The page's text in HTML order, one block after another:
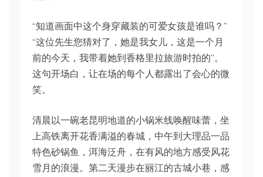
“知道画面中这个身穿藏装的可爱女孩是谁吗？”
“这位先生您猜对了，她是我女儿，这是一个月
前的今天，我带着她到香格里拉旅游时拍的”。
这句开场白，让在场的每个人都露出了会心的微
笑。
清晨以一碗老昆明地道的小锅米线唤醒味蕾，坐
上高铁离开花香满溢的春城，中午到大理品一品
特色砂锅鱼，洱海泛舟，在有风的地方感受风花
雪月的浪漫。第二天漫步在丽江的古城小巷，感